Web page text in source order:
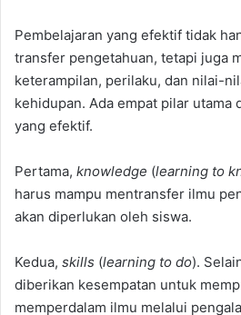
Pembelajaran yang efektif tidak
transfer pengetahuan, tetapi juga
keterampilan, perilaku, dan nilai-
kehidupan. Ada empat pilar utama
yang efektif.
Pertama, knowledge (learning to
harus mampu mentransfer ilmu
akan diperlukan oleh siswa.
Kedua, skills (learning to do).
diberikan kesempatan untuk
memperdalam ilmu melalui